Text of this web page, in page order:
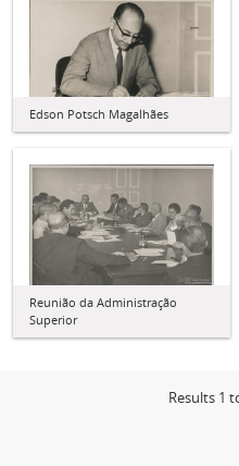
Edson Potsch Magalhães
Reunião da Administração
Superior
Results 1